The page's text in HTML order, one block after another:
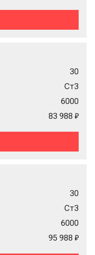
30
Ст3
6000
83 988 ₽
30
Ст3
6000
95 988 ₽